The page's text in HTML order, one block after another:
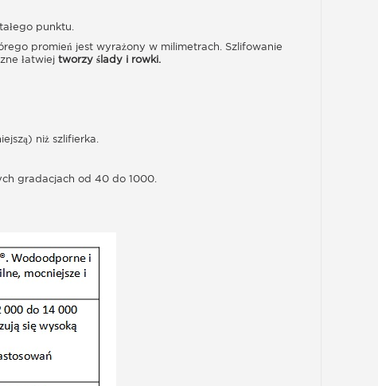
punktu.
promień jest wyrażony w milimetrach. Szlifowanie
łatwiej tworzy ślady i rowki.
niż szlifierka.
gradacjach od 40 do 1000.